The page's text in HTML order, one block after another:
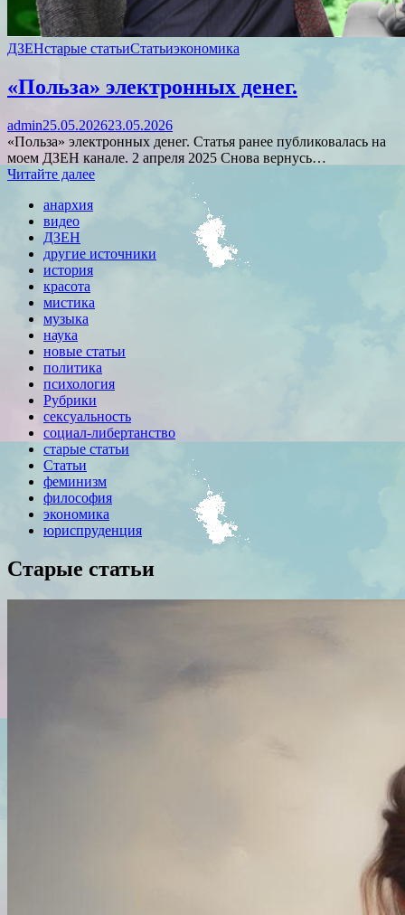
ДЗЕНстарые статьиСтатьиэкономика
«Польза» электронных денег.
admin25.05.202623.05.2026
«Польза» электронных денег. Статья ранее публиковалась на
моем ДЗЕН канале. 2 апреля 2025 Снова вернусь…
Читайте далее
анархия
видео
ДЗЕН
другие источники
история
красота
мистика
музыка
наука
новые статьи
политика
психология
Рубрики
сексуальность
социал-либертанство
старые статьи
Статьи
феминизм
философия
экономика
юриспруденция
Старые статьи